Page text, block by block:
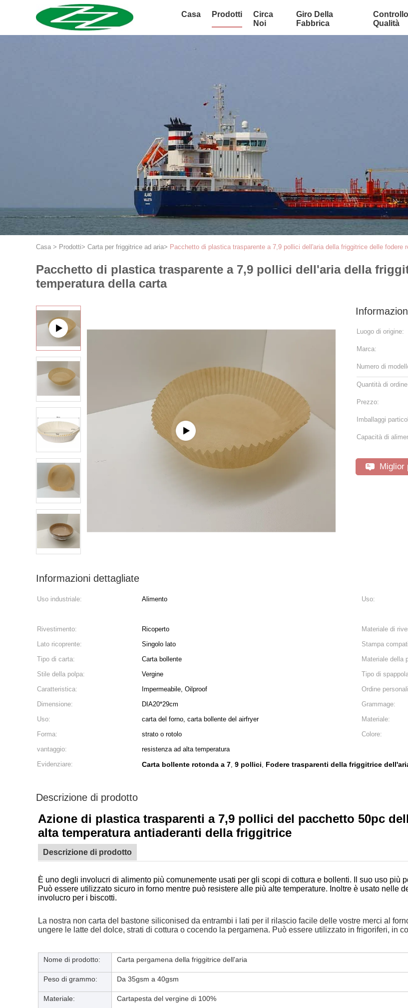
Casa Prodotti
Circa
Noi
Giro Della
Fabbrica
Qualità
Casa > Prodotti> Carta per friggitrice ad aria> Pacchetto di plastica trasparente a 7,9 pollici dell'aria della friggitrice delle fodere
Pacchetto di plastica trasparente a 7,9 pollici dell'aria della
temperatura della carta
Luogo di origine:
Marca:
Numero di
Quantità di
Prezzo:
Imballaggi
Capacità di
Miglior
Informazioni dettagliate
Uso industriale: Alimento Uso:
Rivestimento:
Ricoperto Materiale di
Lato ricoprente:
Singolo lato Stampa
Tipo di carta:
Carta bollente Materiale della
Stile della polpa:
Vergine Tipo di
Caratteristica:
Impermeabile, Oilproof Ordine
Dimensione:
DIA20*29cm Grammage:
Uso:
carta del forno, carta bollente del airfryer Materiale:
Forma:
strato o rotolo Colore:
vantaggio:
resistenza ad alta temperatura
Evidenziare:
Carta bollente rotonda a 7, 9 pollici, Fodere trasparenti della friggitrice
Descrizione di prodotto
Azione di plastica trasparenti a 7,9 pollici del pacchetto 50pc
alta temperatura antiaderanti della friggitrice
Descrizione di prodotto
È uno degli involucri di alimento più comunemente usati per gli scopi di cottura e bollenti. Il suo uso più
Può essere utilizzato sicuro in forno mentre può resistere alle più alte temperature. Inoltre è usato nelle
involucro per i biscotti.
La nostra non carta del bastone siliconised da entrambi i lati per il rilascio facile delle vostre merci al
ungere le latte del dolce, strati di cottura o cocendo la pergamena. Può essere utilizzato in frigoriferi, in
Nome di prodotto: Carta pergamena della friggitrice dell'aria
Peso di grammo: Da 35gsm a 40gsm
Materiale: Cartapesta del vergine di 100%